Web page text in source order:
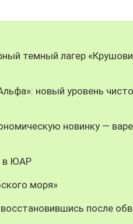
темный лагер
новый уровень
новинку —
в ЮАР
моря»
после